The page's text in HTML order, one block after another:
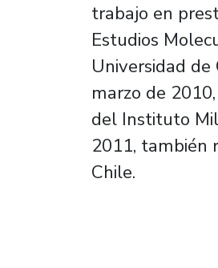
trabajo en
Estudios
Universidad
marzo de
del Instituto
2011, también
Chile.